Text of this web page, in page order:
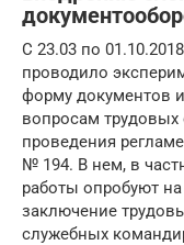
С 23.03 по
проводило
форму документов
вопросам
проведения
№ 194. В нем, в
работы опробуют
заключение
служебных